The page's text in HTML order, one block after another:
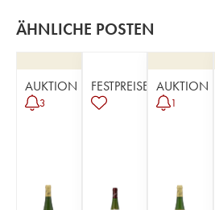
ÄHNLICHE POSTEN
AUKTION
3
FESTPREISE AUKTION
1